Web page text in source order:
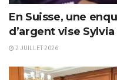
En Suisse, une
d’argent vise
2 JUILLET 2026